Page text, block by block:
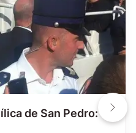
de San Pedro: